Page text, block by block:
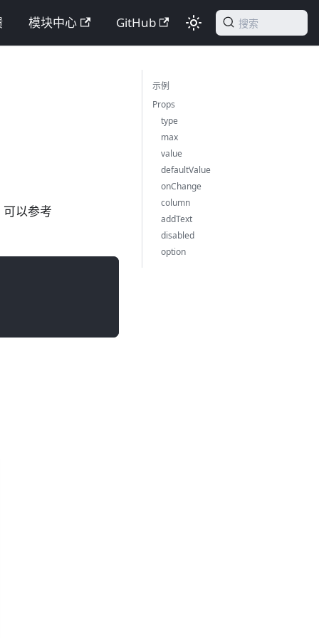
模块中心 GitHub 搜索
以参考
示例
Props
type
max
value
defaultValue
onChange
column
addText
disabled
option